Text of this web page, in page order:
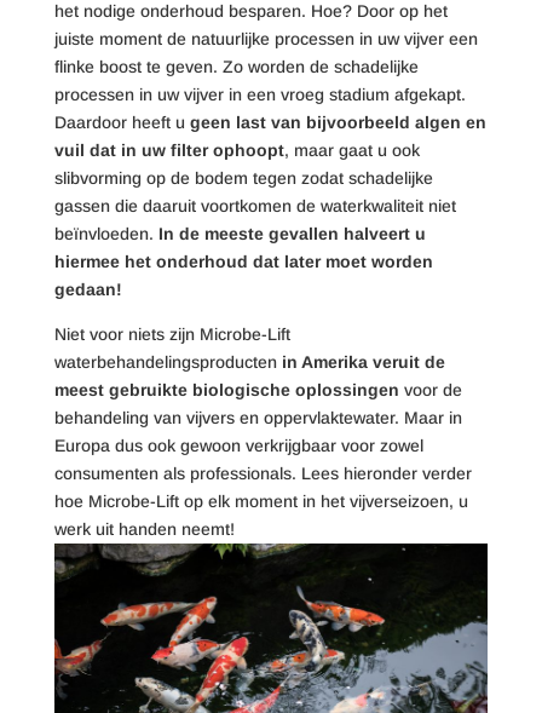
het nodige onderhoud besparen. Hoe? Door op het
juiste moment de natuurlijke processen in uw vijver een
flinke boost te geven. Zo worden de schadelijke
processen in uw vijver in een vroeg stadium afgekapt.
Daardoor heeft u geen last van bijvoorbeeld algen en
vuil dat in uw filter ophoopt, maar gaat u ook
slibvorming op de bodem tegen zodat schadelijke
gassen die daaruit voortkomen de waterkwaliteit niet
beïnvloeden. In de meeste gevallen halveert u
hiermee het onderhoud dat later moet worden
gedaan!
Niet voor niets zijn Microbe-Lift
waterbehandelingsproducten in Amerika veruit de
meest gebruikte biologische oplossingen voor de
behandeling van vijvers en oppervlaktewater. Maar in
Europa dus ook gewoon verkrijgbaar voor zowel
consumenten als professionals. Lees hieronder verder
hoe Microbe-Lift op elk moment in het vijverseizoen, u
werk uit handen neemt!